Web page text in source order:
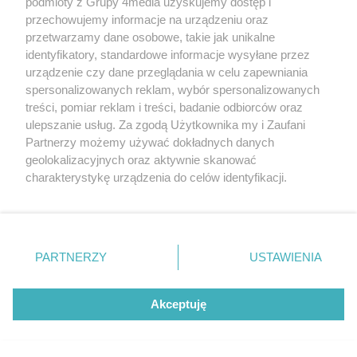
Beach Ball Radom 2026 - eliminacje
(zdjęcia)
Data dodania galerii:
07.08.2026
Podpisanie umowy na przebudowę
Błotnica - Jedlanka (zdjęcia)
Liczba
11
przechowujemy informacje na urządzeniu oraz
przetwarzamy dane osobowe, takie jak unikalne
identyfikatory, standardowe informacje wysyłane przez
urządzenie czy dane przeglądania w celu zapewniania
spersonalizowanych reklam, wybór spersonalizowanych
treści, pomiar reklam i treści, badanie odbiorców oraz
ulepszanie usług. Za zgodą Użytkownika my i Zaufani
Partnerzy możemy używać dokładnych danych
geolokalizacyjnych oraz aktywnie skanować
charakterystykę urządzenia do celów identyfikacji.
zmienić/wycofać klikając przycisk ustawień prywatności
znajdujący się w lewym dolnym rogu strony
. Niektóre
użytkownika, ale masz prawo sprzeciwić się takiemu
przetwarzaniu. Preferencje będą miały zastosowania tylko
PARTNERZY USTAWIENIA
Akceptuję